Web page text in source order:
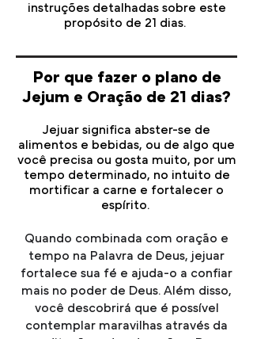
instruções detalhadas sobre este
propósito de 21 dias.
Por que fazer o plano de
Jejum e Oração de 21 dias?
Jejuar significa abster-se de
alimentos e bebidas, ou de algo que
você precisa ou gosta muito, por um
tempo determinado, no intuito de
mortificar a carne e fortalecer o
espírito.
Quando combinada com oração e
tempo na Palavra de Deus, jejuar
fortalece sua fé e ajuda-o a confiar
mais no poder de Deus. Além disso,
você descobrirá que é possível
contemplar maravilhas através da